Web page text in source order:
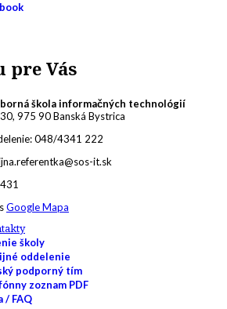
pre Vás
škola informačných technológií
975 90 Banská Bystrica
048/4341 222
it.sk
Google Mapa
školy
oddelenie
podporný tím
zoznam PDF
/ FAQ